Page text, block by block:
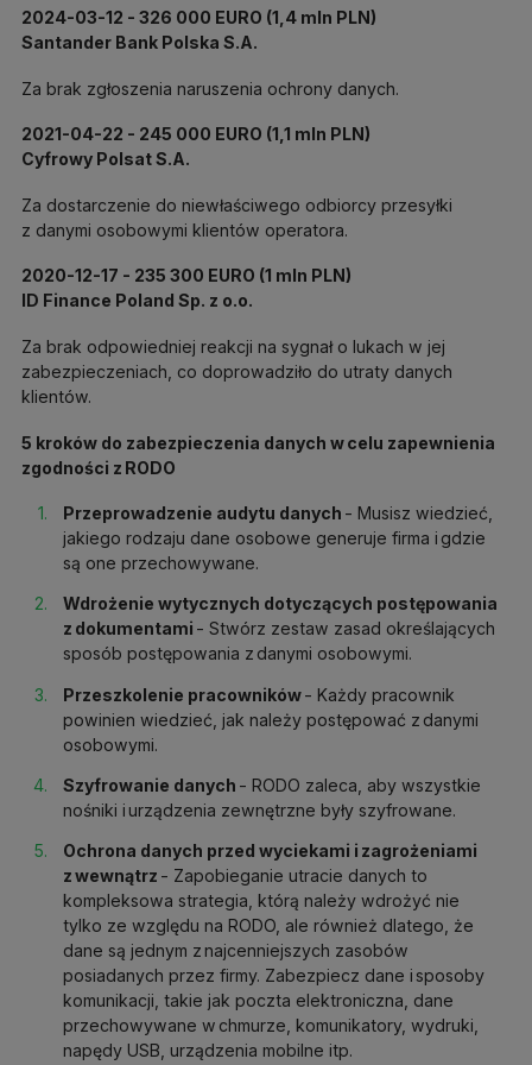
2024-03-12 - 326 000 EURO (1,4 mln PLN)
Santander Bank Polska S.A.
Za brak zgłoszenia naruszenia ochrony danych.
2021-04-22 - 245 000 EURO (1,1 mln PLN)
Cyfrowy Polsat S.A.
Za dostarczenie do niewłaściwego odbiorcy przesyłki
z danymi osobowymi klientów operatora.
2020-12-17 - 235 300 EURO (1 mln PLN)
ID Finance Poland Sp. z o.o.
Za brak odpowiedniej reakcji na sygnał o lukach w jej
zabezpieczeniach, co doprowadziło do utraty danych
klientów.
5 kroków do zabezpieczenia danych w celu zapewnienia
zgodności z RODO
Przeprowadzenie audytu danych - Musisz wiedzieć,
jakiego rodzaju dane osobowe generuje firma i gdzie
są one przechowywane.
Wdrożenie wytycznych dotyczących postępowania
z dokumentami - Stwórz zestaw zasad określających
sposób postępowania z danymi osobowymi.
Przeszkolenie pracowników- Każdy pracownik
powinien wiedzieć, jak należy postępować z danymi
osobowymi.
Szyfrowanie danych - RODO zaleca, aby wszystkie
nośniki i urządzenia zewnętrzne były szyfrowane.
Ochrona danych przed wyciekami i zagrożeniami
z wewnątrz - Zapobieganie utracie danych to
kompleksowa strategia, którą należy wdrożyć nie
tylko ze względu na RODO, ale również dlatego, że
dane są jednym z najcenniejszych zasobów
posiadanych przez firmy. Zabezpiecz dane i sposoby
komunikacji, takie jak poczta elektroniczna, dane
przechowywane w chmurze, komunikatory, wydruki,
napędy USB, urządzenia mobilne itp.